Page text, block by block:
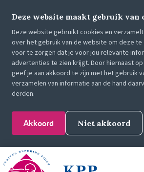
Deze website maakt gebruik van
Deze website gebruikt cookies en
over het gebruik van de website om deze te
voor te zorgen dat je voor jou relevante
advertenties te zien krijgt. Door hiernaast
geef je aan akkoord te zijn met het gebruik
verzamelen van informatie aan de hand
derden.
Akkoord Niet akkoord